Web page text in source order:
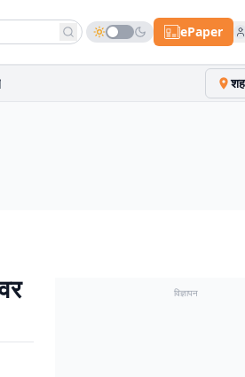
ePaper
विज्ञापन